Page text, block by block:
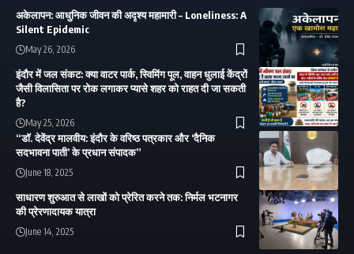
अकेलापन: आधुनिक जीवन की अदृश्य महामारी – Loneliness: A
Silent Epidemic
May 26, 2026
इंदौर में जल संकट: क्या वाटर पार्क, स्विमिंग पूल, वाहन धुलाई केंद्रों
जैसी विलासिता पर रोक लगाकर प्यासे शहर को राहत दी जा सकती
है?
May 25, 2026
“डॉ. देवेंद्र मालवीय: इंदौर के वरिष्ठ पत्रकार और ‘दैनिक
सदभावना पाती’ के प्रधान संपादक”
June 18, 2025
साधारण शुरुआत से लाखों को प्रेरित करने तक: निर्मल भटनागर
की प्रेरणादायक यात्रा
June 14, 2025